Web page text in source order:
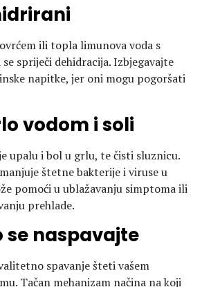
ili topla limunova voda s
spriječi dehidracija. Izbjegavajte
napitke, jer oni mogu pogoršati
vodom i soli
upalu i bol u grlu, te čisti sluznicu.
štetne bakterije i viruse u
pomoći u ublažavanju simptoma ili
prehlade.
se naspavajte
spavanje šteti vašem
Tačan mehanizam načina na koji